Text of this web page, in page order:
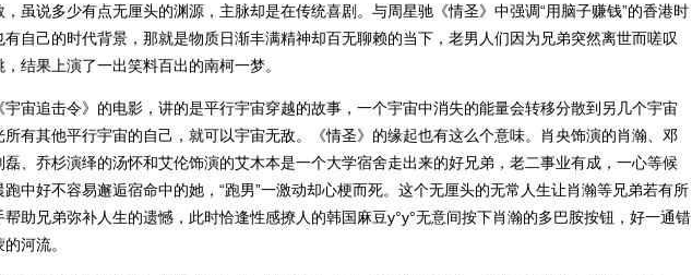
虽说多少有点无厘头的渊源，主脉却是在传统喜剧。与周星驰《情圣》中强调“用脑子赚钱”的香港时
自己的时代背景，那就是物质日渐丰满精神却百无聊赖的当下，老男人们因为兄弟突然离世而嗟叹
结果上演了一出笑料百出的南柯一梦。
宙追击令》的电影，讲的是平行宇宙穿越的故事，一个宇宙中消失的能量会转移分散到另几个宇宙
有其他平行宇宙的自己，就可以宇宙无敌。《情圣》的缘起也有这么个意味。肖央饰演的肖瀚、邓
、乔杉演绎的汤怀和艾伦饰演的艾木本是一个大学宿舍走出来的好兄弟，老二事业有成，一心等候
中好不容易邂逅宿命中的她，“跑男”一激动却心梗而死。这个无厘头的无常人生让肖瀚等兄弟若有所
助兄弟弥补人生的遗憾，此时恰逢性感撩人的韩国麻豆y°y°无意间按下肖瀚的多巴胺按钮，好一通错
河流。